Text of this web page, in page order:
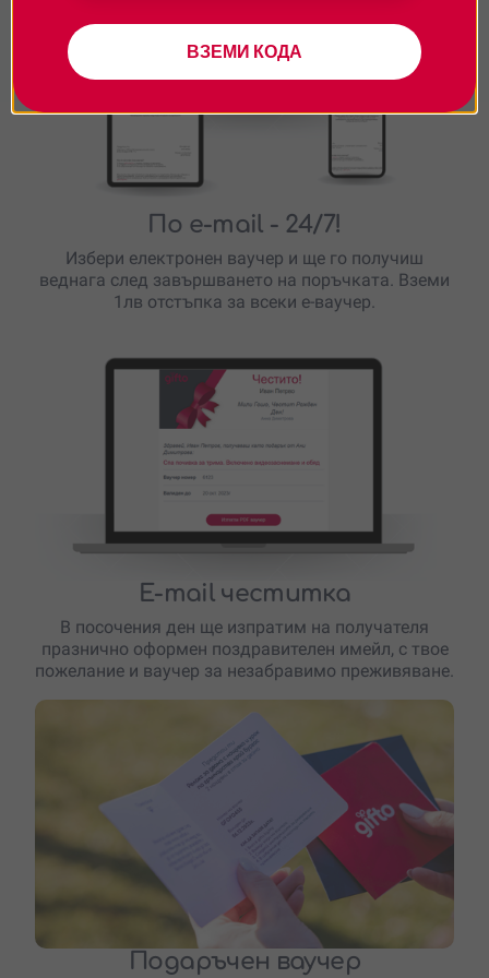
По e-mail - 24/7!
Избери електронен ваучер и ще го получиш
веднага след завършването на поръчката. Вземи
1лв отстъпка за всеки е-ваучер.
E-mail честитка
В посочения ден ще изпратим на получателя
празнично оформен поздравителен имейл, с твое
пожелание и ваучер за незабравимо преживяване.
Подаръчен ваучер
ВЗЕМИ КОДА